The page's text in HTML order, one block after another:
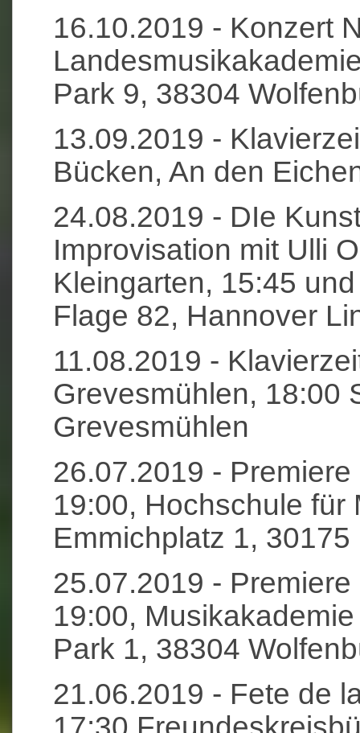
16.10.2019 - Konzert
Park 9, 38304
13.09.2019 -
Bücken, An den
24.08.2019 - DIe
Improvisation mit Ulli
Kleingarten, 15:45
Flage 82, Hannover
11.08.2019 -
Grevesmühlen, 18:00
Grevesmühlen
26.07.2019 -
19:00, Hochschule für
Emmichplatz 1,
25.07.2019 -
19:00,
Park 1, 38304
21.06.2019 - Fete de